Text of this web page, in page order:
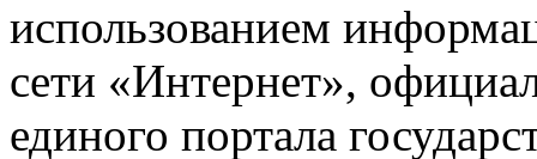
использованием
сети «Интернет»,
единого портала